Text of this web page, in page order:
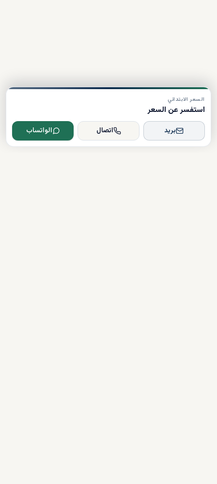
السعر الابتدائي
استفسر عن السعر
بريد اتصال الواتساب